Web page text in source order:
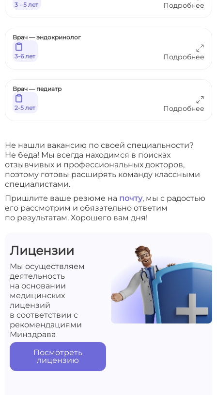
Подробнее
3 - 5 лет
Врач — эндокринолог
Подробнее
3-6 лет
Врач — педиатр
Подробнее
2-5 лет
Не нашли вакансию по своей специальности?
Не беда! Мы всегда находимся в поисках
отзывчивых и профессиональных докторов,
поэтому готовы расширять команду классными
специалистами.
Пришлите ваше резюме на почту, мы с радостью
его рассмотрим и обязательно ответим
по результатам. Хорошего вам дня!
Лицензии
Мы осуществляем
деятельность
на основании
медицинских
лицензий
в соответствии с
рекомендациями
Минздрава
Посмотреть
лицензию